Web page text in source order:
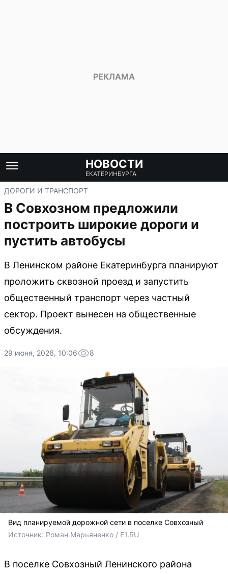
НОВОСТИ
ЕКАТЕРИНБУРГА
ДОРОГИ И ТРАНСПОРТ
В Совхозном предложили
построить широкие дороги и
пустить автобусы
В Ленинском районе Екатеринбурга планируют
проложить сквозной проезд и запустить
общественный транспорт через частный
сектор. Проект вынесен на общественные
обсуждения.
29 июня, 2026, 10:06 8
Вид планируемой дорожной сети в поселке Совхозный
Источник: Роман Марьяненко / E1.RU
В поселке Совхозный Ленинского района